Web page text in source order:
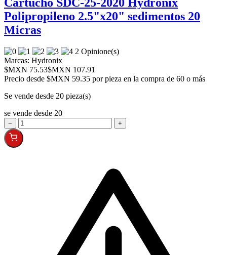
Polipropileno 2.5"x20" sedimentos 20
Micras
2 Opinione(s)
Marcas: Hydronix
$MXN 75.53$MXN 107.91
Precio desde $MXN 59.35 por pieza en la compra de 60 o más
Se vende desde 20 pieza(s)
se vende desde 20
− +